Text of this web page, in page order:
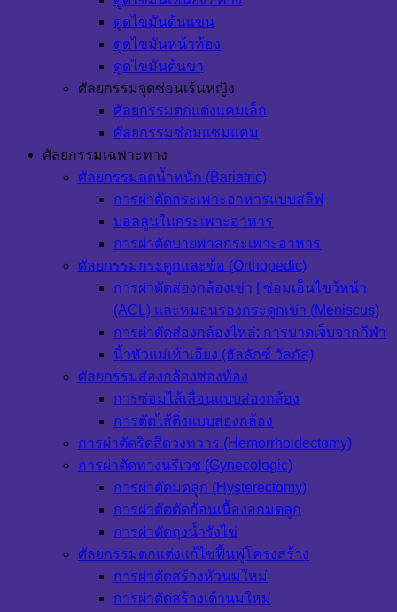
ดูดไขมันต้นแขน
ดูดไขมันหน้าท้อง
ดูดไขมันต้นขา
ศัลยกรรมจุดซ่อนเร้นหญิง
ศัลยกรรมตกแต่งแคมเล็ก
ศัลยกรรมซ่อมแซมแคม
ศัลยกรรมเฉพาะทาง
ศัลยกรรมลดน้ำหนัก (Bariatric)
การผ่าตัดกระเพาะอาหารแบบสลีฟ
บอลลูนในกระเพาะอาหาร
การผ่าตัดบายพาสกระเพาะอาหาร
ศัลยกรรมกระดูกและข้อ (Orthopedic)
การผ่าตัดส่องกล้องเข่า | ซ่อมเอ็นไขว้หน้า
(ACL) และหมอนรองกระดูกเข่า (Meniscus)
การผ่าตัดส่องกล้องไหล่: การบาดเจ็บจากกีฬา
นิ้วหัวแม่เท้าเอียง (ฮัลลักซ์ วัลกัส)
ศัลยกรรมส่องกล้องช่องท้อง
การซ่อมไส้เลื่อนแบบส่องกล้อง
การตัดไส้ติ่งแบบส่องกล้อง
การผ่าตัดริดสีดวงทวาร (Hemorrhoidectomy)
การผ่าตัดทางนรีเวช (Gynecologic)
การผ่าตัดมดลูก (Hysterectomy)
การผ่าตัดตัดก้อนเนื้องอกมดลูก
การผ่าตัดถุงน้ำรังไข่
ศัลยกรรมตกแต่งแก้ไขฟื้นฟูโครงสร้าง
การผ่าตัดสร้างหัวนมใหม่
การผ่าตัดสร้างเต้านมใหม่